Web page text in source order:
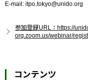
E-mail: itpo.tokyo@unido.org
参加登録URL：https://
org.zoom.us/webinar/
コンテンツ